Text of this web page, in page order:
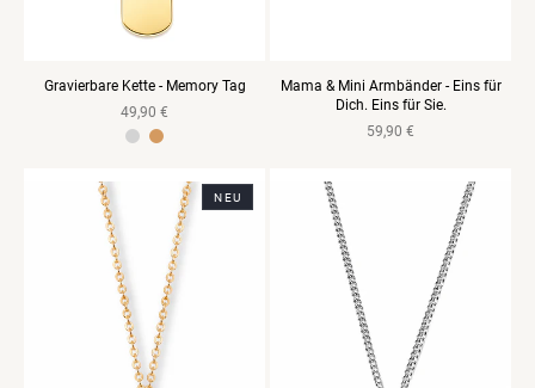
Gravierbare Kette - Memory Tag
Normaler
Preis
49,90 €
Mama & Mini Armbänder - Eins für
Dich. Eins für Sie.
Normaler
59,90 €
NEU